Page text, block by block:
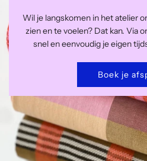
Wil je langskomen in het atelier
zien en te voelen? Dat kan. Via
snel en eenvoudig je eigen
Boek je